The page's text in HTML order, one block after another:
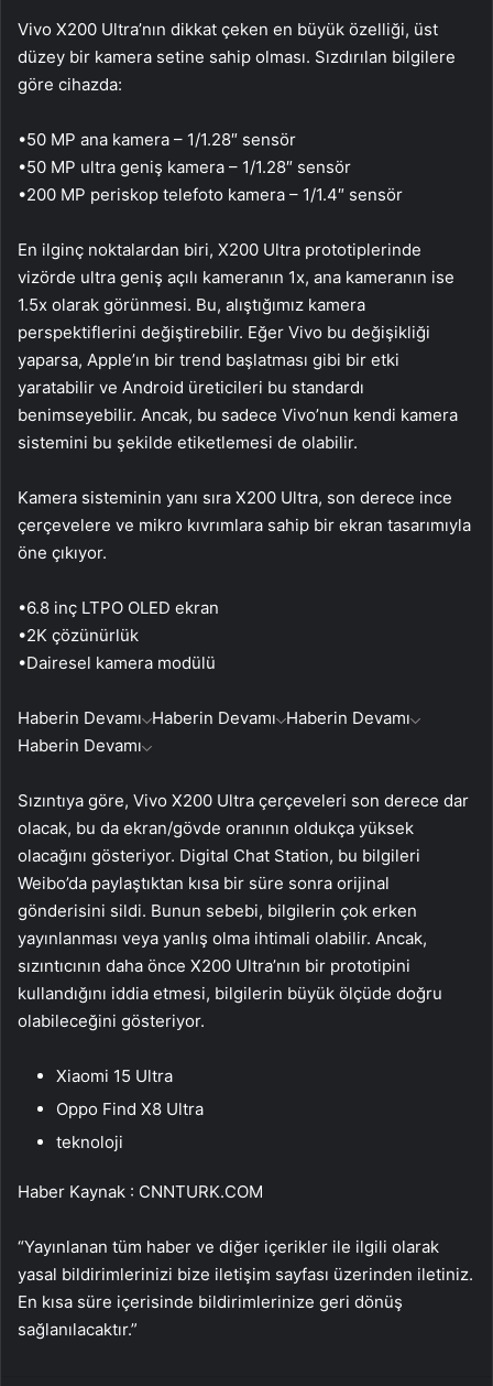
Vivo X200 Ultra’nın dikkat çeken en büyük özelliği, üst
düzey bir kamera setine sahip olması. Sızdırılan bilgilere
göre cihazda:
•50 MP ana kamera – 1/1.28″ sensör
•50 MP ultra geniş kamera – 1/1.28″ sensör
•200 MP periskop telefoto kamera – 1/1.4″ sensör
En ilginç noktalardan biri, X200 Ultra prototiplerinde
vizörde ultra geniş açılı kameranın 1x, ana kameranın ise
1.5x olarak görünmesi. Bu, alıştığımız kamera
perspektiflerini değiştirebilir. Eğer Vivo bu değişikliği
yaparsa, Apple’ın bir trend başlatması gibi bir etki
yaratabilir ve Android üreticileri bu standardı
benimseyebilir. Ancak, bu sadece Vivo’nun kendi kamera
sistemini bu şekilde etiketlemesi de olabilir.
Kamera sisteminin yanı sıra X200 Ultra, son derece ince
çerçevelere ve mikro kıvrımlara sahip bir ekran tasarımıyla
öne çıkıyor.
•6.8 inç LTPO OLED ekran
•2K çözünürlük
•Dairesel kamera modülü
Haberin Devamı Haberin Devamı Haberin Devamı
Haberin Devamı
Sızıntıya göre, Vivo X200 Ultra çerçeveleri son derece dar
olacak, bu da ekran/gövde oranının oldukça yüksek
olacağını gösteriyor. Digital Chat Station, bu bilgileri
Weibo’da paylaştıktan kısa bir süre sonra orijinal
gönderisini sildi. Bunun sebebi, bilgilerin çok erken
yayınlanması veya yanlış olma ihtimali olabilir. Ancak,
sızıntıcının daha önce X200 Ultra’nın bir prototipini
kullandığını iddia etmesi, bilgilerin büyük ölçüde doğru
olabileceğini gösteriyor.
Xiaomi 15 Ultra
Oppo Find X8 Ultra
teknoloji
Haber Kaynak : CNNTURK.COM
“Yayınlanan tüm haber ve diğer içerikler ile ilgili olarak
yasal bildirimlerinizi bize iletişim sayfası üzerinden iletiniz.
En kısa süre içerisinde bildirimlerinize geri dönüş
sağlanılacaktır.”